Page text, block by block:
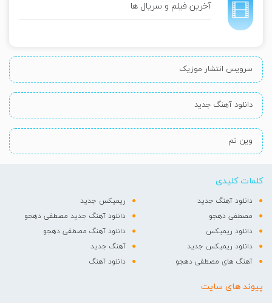
آخرین فیلم و سریال ها
سرویس انتشار موزیک
دانلود آهنگ جدید
وین تم
کلمات کلیدی
دانلود آهنگ جدید
ریمیکس جدید
مصطفی دهجو
دانلود آهنگ جدید مصطفی دهجو
دانلود ریمیکس
دانلود آهنگ مصطفی دهجو
دانلود ریمیکس جدید
آهنگ جدید
آهنگ های مصطفی دهجو
دانلود آهنگ
پیوند های سایت